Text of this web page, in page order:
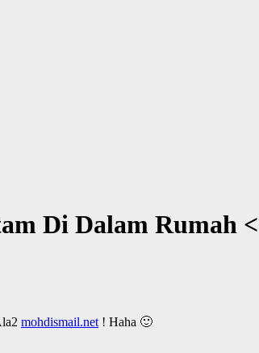
Di Dalam Rumah
mohdismail.net ! Haha 🙂